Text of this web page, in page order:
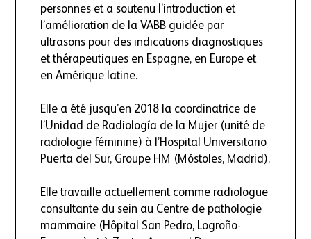
personnes et a soutenu l’introduction et
l’amélioration de la VABB guidée par
ultrasons pour des indications diagnostiques
et thérapeutiques en Espagne, en Europe et
en Amérique latine.
Elle a été jusqu’en 2018 la coordinatrice de
l’Unidad de Radiología de la Mujer (unité de
radiologie féminine) à l’Hospital Universitario
Puerta del Sur, Groupe HM (Móstoles, Madrid).
Elle travaille actuellement comme radiologue
consultante du sein au Centre de pathologie
mammaire (Hôpital San Pedro, Logroño-